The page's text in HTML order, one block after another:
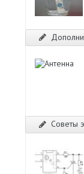
Советы